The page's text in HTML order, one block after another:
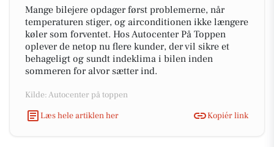
Mange bilejere opdager først problemerne, når
temperaturen stiger, og airconditionen ikke længere
køler som forventet. Hos Autocenter På Toppen
oplever de netop nu flere kunder, der vil sikre et
behageligt og sundt indeklima i bilen inden
sommeren for alvor sætter ind.
Kilde: Autocenter på toppen
Læs hele artiklen her
Kopiér link